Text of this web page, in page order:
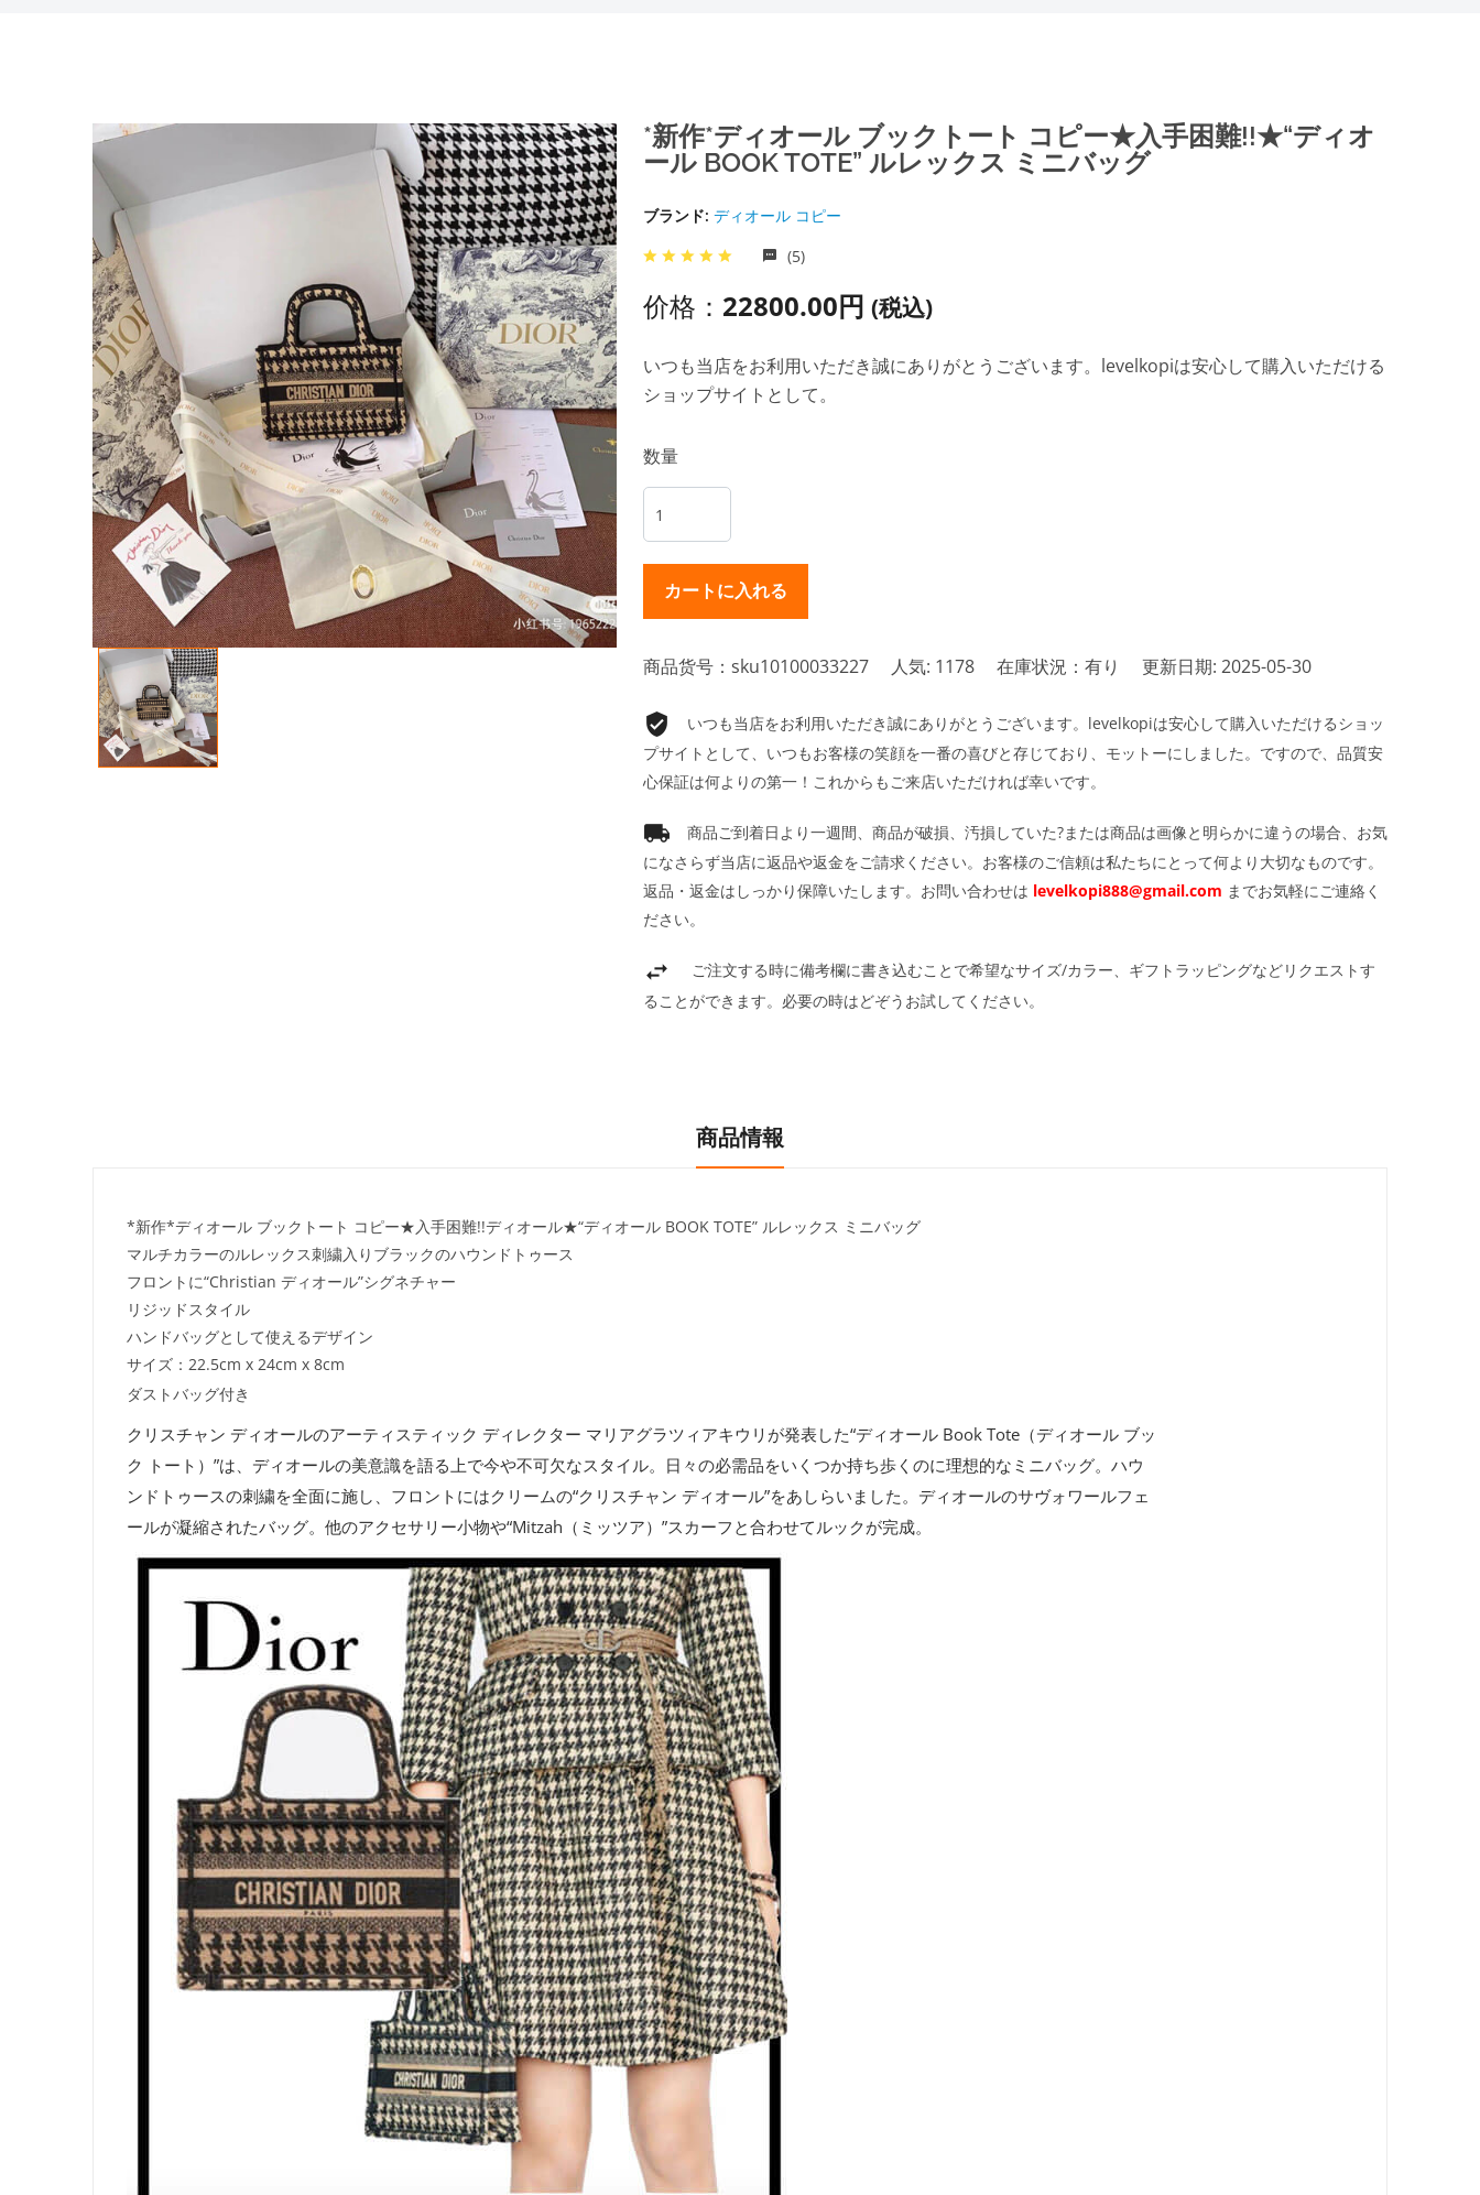
*新作*ディオール ブックトート コピー★入手困難!!★“ディオ
ール BOOK TOTE” ルレックス ミニバッグ
ブランド: ディオール コピー
(5)
价格： 22800.00円 (税込)
いつも当店をお利用いただき誠にありがとうございます。levelkopiは安心して購入いただける
ショップサイトとして。
数量
商品货号：sku10100033227 人気: 1178 在庫状況：有り 更新日期: 2025-05-30
いつも当店をお利用いただき誠にありがとうございます。levelkopiは安心して購入いただけるショッ
プサイトとして、いつもお客様の笑顔を一番の喜びと存じており、モットーにしました。ですので、品質安
心保証は何よりの第一！これからもご来店いただければ幸いです。
商品ご到着日より一週間、商品が破損、汚損していた?または商品は画像と明らかに違うの場合、お気
になさらず当店に返品や返金をご請求ください。お客様のご信頼は私たちにとって何より大切なものです。
返品・返金はしっかり保障いたします。お問い合わせは levelkopi888@gmail.com までお気軽にご連絡く
ださい。
ご注文する時に備考欄に書き込むことで希望なサイズ/カラー、ギフトラッピングなどリクエストす
ることができます。必要の時はどぞうお試してください。
商品情報
*新作*ディオール ブックトート コピー★入手困難!!ディオール★“ディオール BOOK TOTE” ルレックス ミニバッグ
マルチカラーのルレックス刺繍入りブラックのハウンドトゥース
フロントに“Christian ディオール”シグネチャー
リジッドスタイル
ハンドバッグとして使えるデザイン
サイズ：22.5cm x 24cm x 8cm
ダストバッグ付き
クリスチャン ディオールのアーティスティック ディレクター マリアグラツィアキウリが発表した“ディオール Book Tote（ディオール ブッ
ク トート）”は、ディオールの美意識を語る上で今や不可欠なスタイル。日々の必需品をいくつか持ち歩くのに理想的なミニバッグ。ハウ
ンドトゥースの刺繍を全面に施し、フロントにはクリームの“クリスチャン ディオール”をあしらいました。ディオールのサヴォワールフェ
ールが凝縮されたバッグ。他のアクセサリー小物や“Mitzah（ミッツア）”スカーフと合わせてルックが完成。